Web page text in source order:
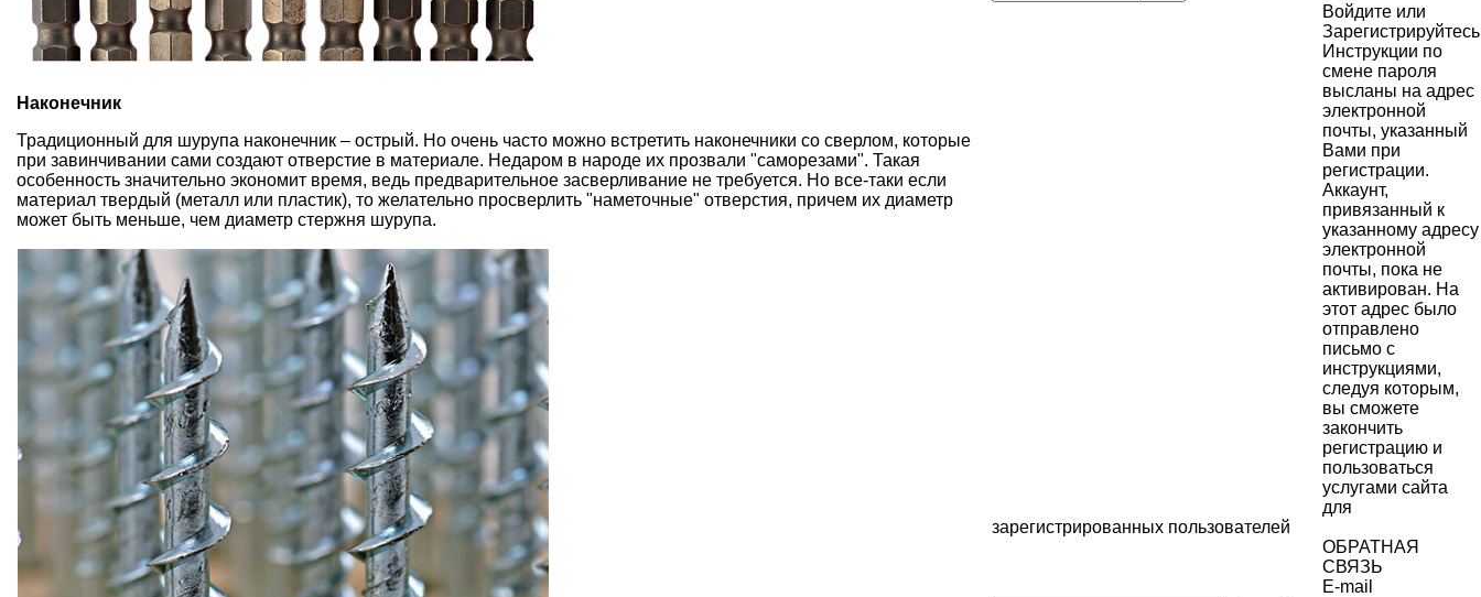
Наконечник
Традиционный для шурупа наконечник – острый. Но очень часто можно встретить наконечники со сверлом, которые
при завинчивании сами создают отверстие в материале. Недаром в народе их прозвали "саморезами". Такая
особенность значительно экономит время, ведь предварительное засверливание не требуется. Но все-таки если
материал твердый (металл или пластик), то желательно просверлить "наметочные" отверстия, причем их диаметр
может быть меньше, чем диаметр стержня шурупа.
Войдите или
Зарегистрируйтесь
Инструкции по
смене пароля
высланы на адрес
электронной
почты, указанный
Вами при
регистрации.
Аккаунт,
привязанный к
указанному адресу
электронной
почты, пока не
активирован. На
этот адрес было
отправлено
письмо с
инструкциями,
следуя которым,
вы сможете
закончить
регистрацию и
пользоваться
услугами сайта
для
зарегистрированных пользователей
ОБРАТНАЯ
СВЯЗЬ
E-mail